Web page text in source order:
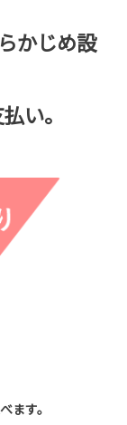
かじめ設
い。
ます。